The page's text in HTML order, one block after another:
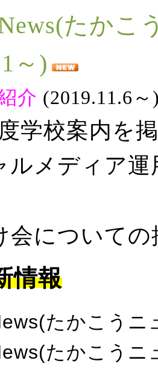
たかこ
～)
介 (2019.11.6～
学校案内を
ルメディア
会について
情報
たかこう
たかこう